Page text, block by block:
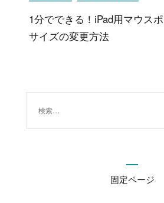
1分でできる！iPad用マウス
サイズの変更方法
固定ページ